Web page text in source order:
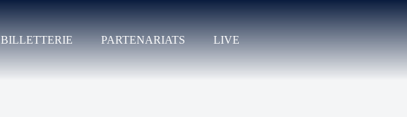
BILLETTERIE PARTENARIATS LIVE